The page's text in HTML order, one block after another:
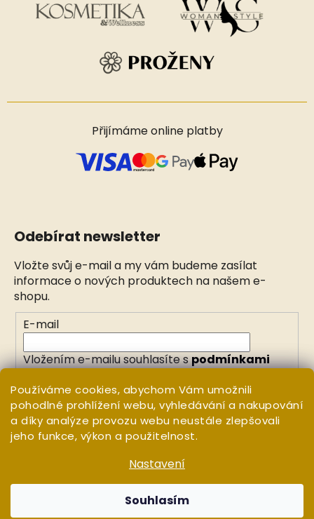
Používáme cookies, abychom Vám umožnili
pohodlné prohlížení webu, vyhledávání a nakupování
a díky analýze provozu webu neustále zlepšovali
jeho funkce, výkon a použitelnost.
Nastavení
Souhlasím
Přijímáme online platby
Odebírat newsletter
Vložte svůj e-mail a my vám budeme zasílat
informace o nových produktech na našem e-
shopu.
E-mail
Vložením e-mailu souhlasíte spodmínkami
PŘIHLÁSIT SE
Vytvořil Shoptet
WHITE ORCHID